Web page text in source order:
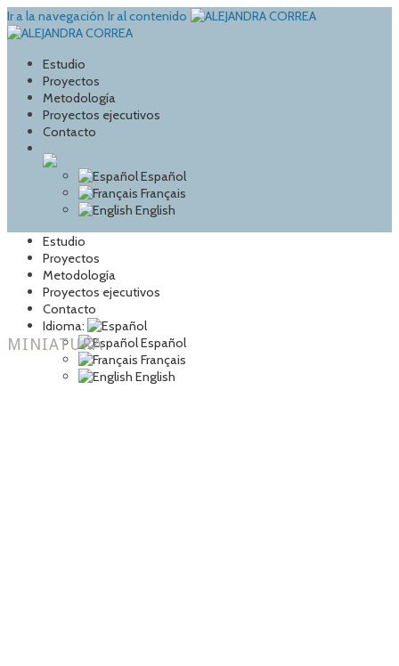
Ir a la navegación Ir al contenido
Estudio
Proyectos
Metodología
Proyectos ejecutivos
Contacto
Español
Français
English
Estudio
Proyectos
Metodología
Proyectos ejecutivos
Contacto
Idioma:
Español
Français
English
MINIATURA